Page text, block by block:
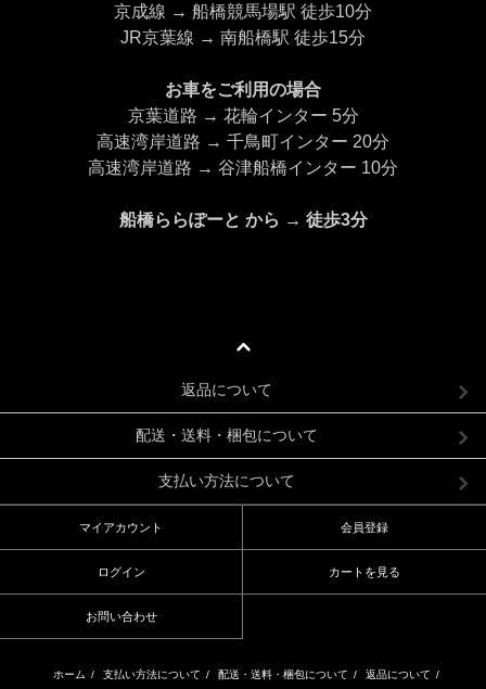
京成線 → 船橋競馬場駅 徒歩10分
JR京葉線 → 南船橋駅 徒歩15分
お車をご利用の場合
京葉道路 → 花輪インター 5分
高速湾岸道路 → 千鳥町インター 20分
高速湾岸道路 → 谷津船橋インター 10分
船橋ららぽーと から → 徒歩3分
返品について
配送・送料・梱包について
支払い方法について
マイアカウント 会員登録
ログイン カートを見る
お問い合わせ
ホーム / 支払い方法について / 配送・送料・梱包について / 返品について /